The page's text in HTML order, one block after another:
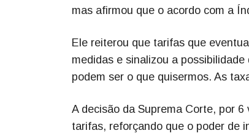
mas afirmou que o acordo com a
Ele reiterou que tarifas que
medidas e sinalizou a
podem ser o que quisermos. As
A decisão da Suprema Corte, por
tarifas, reforçando que o poder de